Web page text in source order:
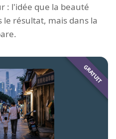
: l'idée que la beauté
résultat, mais dans la